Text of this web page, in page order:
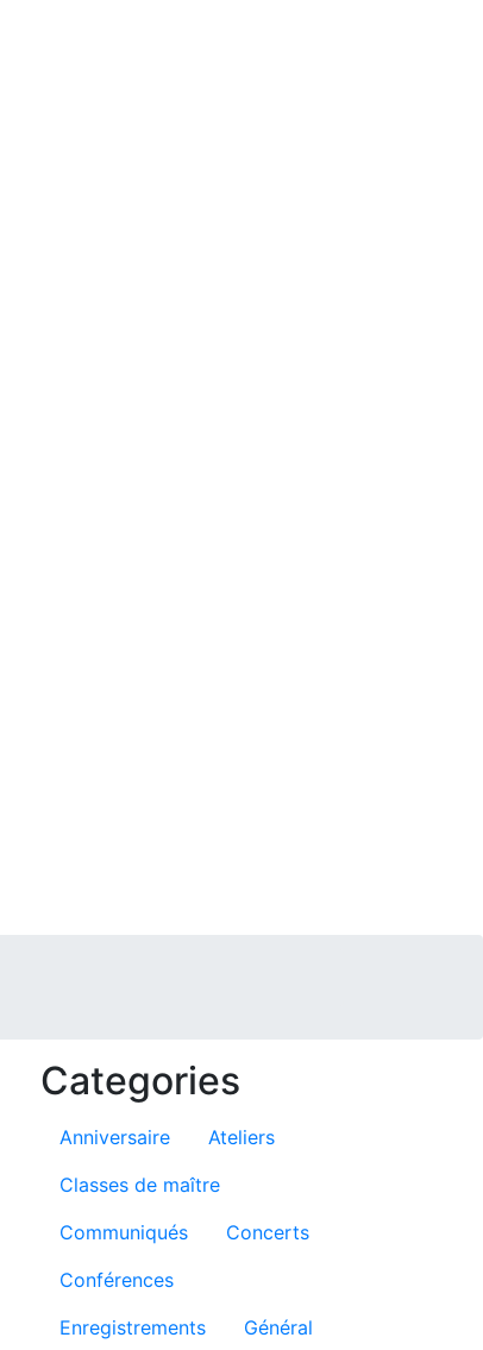
Categories
Anniversaire
Ateliers
Classes de maître
Communiqués
Concerts
Conférences
Enregistrements
Général